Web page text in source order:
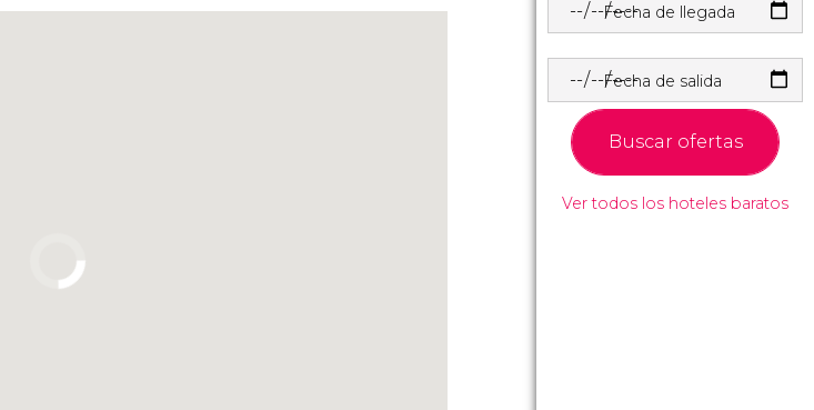
Fecha de llegada
Fecha de salida
Buscar ofertas
Ver todos los hoteles baratos